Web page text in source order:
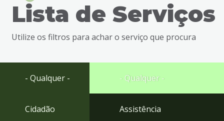
busca
Ir
Lista de Serviços
Utilize os filtros para achar o serviço que procura
- Qualquer -
Cidadão
- Qualquer -
Assistência